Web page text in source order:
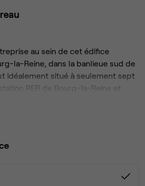
au sein de cet édifice
la-Reine, dans la banlieue sud de
RER de Bourg-la-Reine et
pour le stationnement
centre, qui offre également des
brasseries locales, ou bien